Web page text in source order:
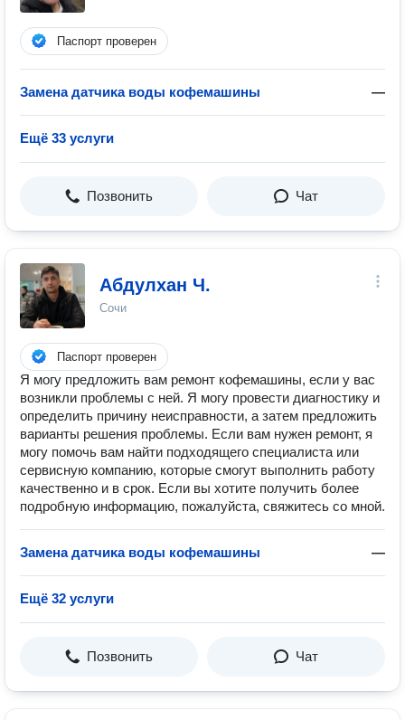
Паспорт проверен
Замена датчиĸа воды кофемашины —
Ещё 33 услуги
Позвонить Чат
Абдулхан Ч.
Сочи
Паспорт проверен
Я могу предложить вам ремонт кофемашины, если у вас
возникли проблемы с ней. Я могу провести диагностику и
определить причину неисправности, а затем предложить
варианты решения проблемы. Если вам нужен ремонт, я
могу помочь вам найти подходящего специалиста или
сервисную компанию, которые смогут выполнить работу
качественно и в срок. Если вы хотите получить более
подробную информацию, пожалуйста, свяжитесь со мной.
Замена датчиĸа воды кофемашины —
Ещё 32 услуги
Позвонить Чат